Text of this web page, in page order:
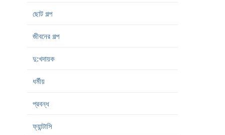
ছোট গল্প
জীবনের গল্প
দু:খদায়ক
ধর্মীয়
প্রবন্ধ
ফ্যান্টাসি